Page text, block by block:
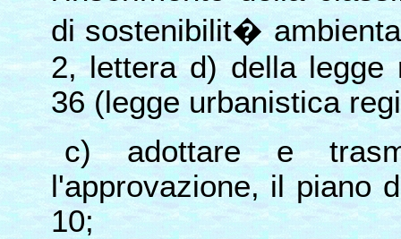
di sostenibilit�
2, lettera d) della legge
36 (legge urbanistica
c) adottare e
l'approvazione, il piano
10;